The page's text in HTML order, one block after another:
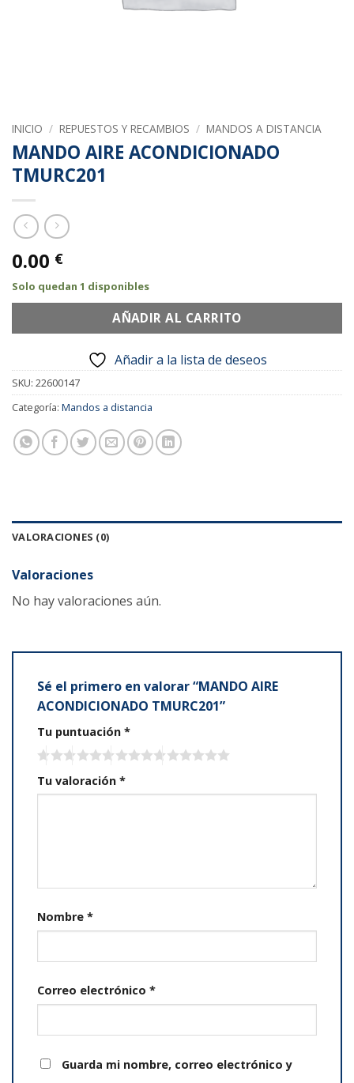
INICIO / REPUESTOS Y RECAMBIOS / MANDOS A DISTANCIA
MANDO AIRE ACONDICIONADO
TMURC201
0.00 €
Solo quedan 1 disponibles
AÑADIR AL CARRITO
Añadir a la lista de deseos
SKU: 22600147
Categoría: Mandos a distancia
VALORACIONES (0)
Valoraciones
No hay valoraciones aún.
Sé el primero en valorar “MANDO AIRE
ACONDICIONADO TMURC201”
Tu puntuación *
Tu valoración *
Nombre *
Correo electrónico *
Guarda mi nombre, correo electrónico y